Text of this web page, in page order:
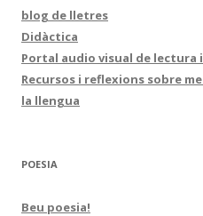
blog de lletres
Didàctica
Portal audio visual de lectura
Recursos i reflexions sobre
la llengua
POESIA
Beu poesia!